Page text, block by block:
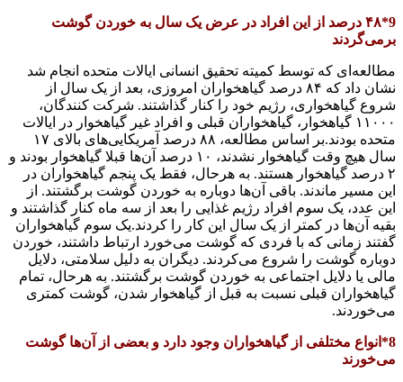
9*۴۸ درصد از این افراد در عرض یک سال به خوردن گوشت
برمی‌گردند
مطالعه‌ای که توسط کمیته تحقیق انسانی ایالات متحده انجام شد
نشان داد که ۸۴ درصد گیاهخواران امروزی، بعد از یک سال از
شروع گیاهخواری، رژیم خود را کنار گذاشتند. شرکت کنندگان،
۱۱۰۰۰ گیاهخوار، گیاهخواران قبلی و افراد غیر گیاهخوار در ایالات
متحده بودند.بر اساس مطالعه، ۸۸ درصد آمریکایی‌های بالای ۱۷
سال هیچ وقت گیاهخوار نشدند، ۱۰ درصد آن‌ها قبلا گیاهخوار بودند و
۲ درصد گیاهخوار هستند. به هرحال، فقط یک پنجم گیاهخواران در
این مسیر ماندند. باقی آن‌ها دوباره به خوردن گوشت برگشتند. از
این عدد، یک سوم افراد رژیم غذایی را بعد از سه ماه کنار گذاشتند و
بقیه آن‌ها در کمتر از یک سال این کار را کردند.یک سوم گیاهخواران
گفتند زمانی که با فردی که گوشت می‌خورد ارتباط داشتند، خوردن
دوباره گوشت را شروع می‌کردند. دیگران به دلیل سلامتی، دلایل
مالی یا دلایل اجتماعی به خوردن گوشت برگشتند. به هرحال، تمام
گیاهخواران قبلی نسبت به قبل از گیاهخوار شدن، گوشت کمتری
می‌خوردند.
8*انواع مختلفی از گیاهخواران وجود دارد و بعضی از آن‌ها گوشت
می‌خورند